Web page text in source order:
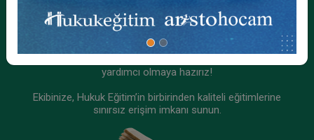
Kurumsal Teklif Alın
yardımcı olmaya hazırız!
Ekibinize, Hukuk Eğitim’in birbirinden kaliteli eğitimlerine
sınırsız erişim imkanı sunun.